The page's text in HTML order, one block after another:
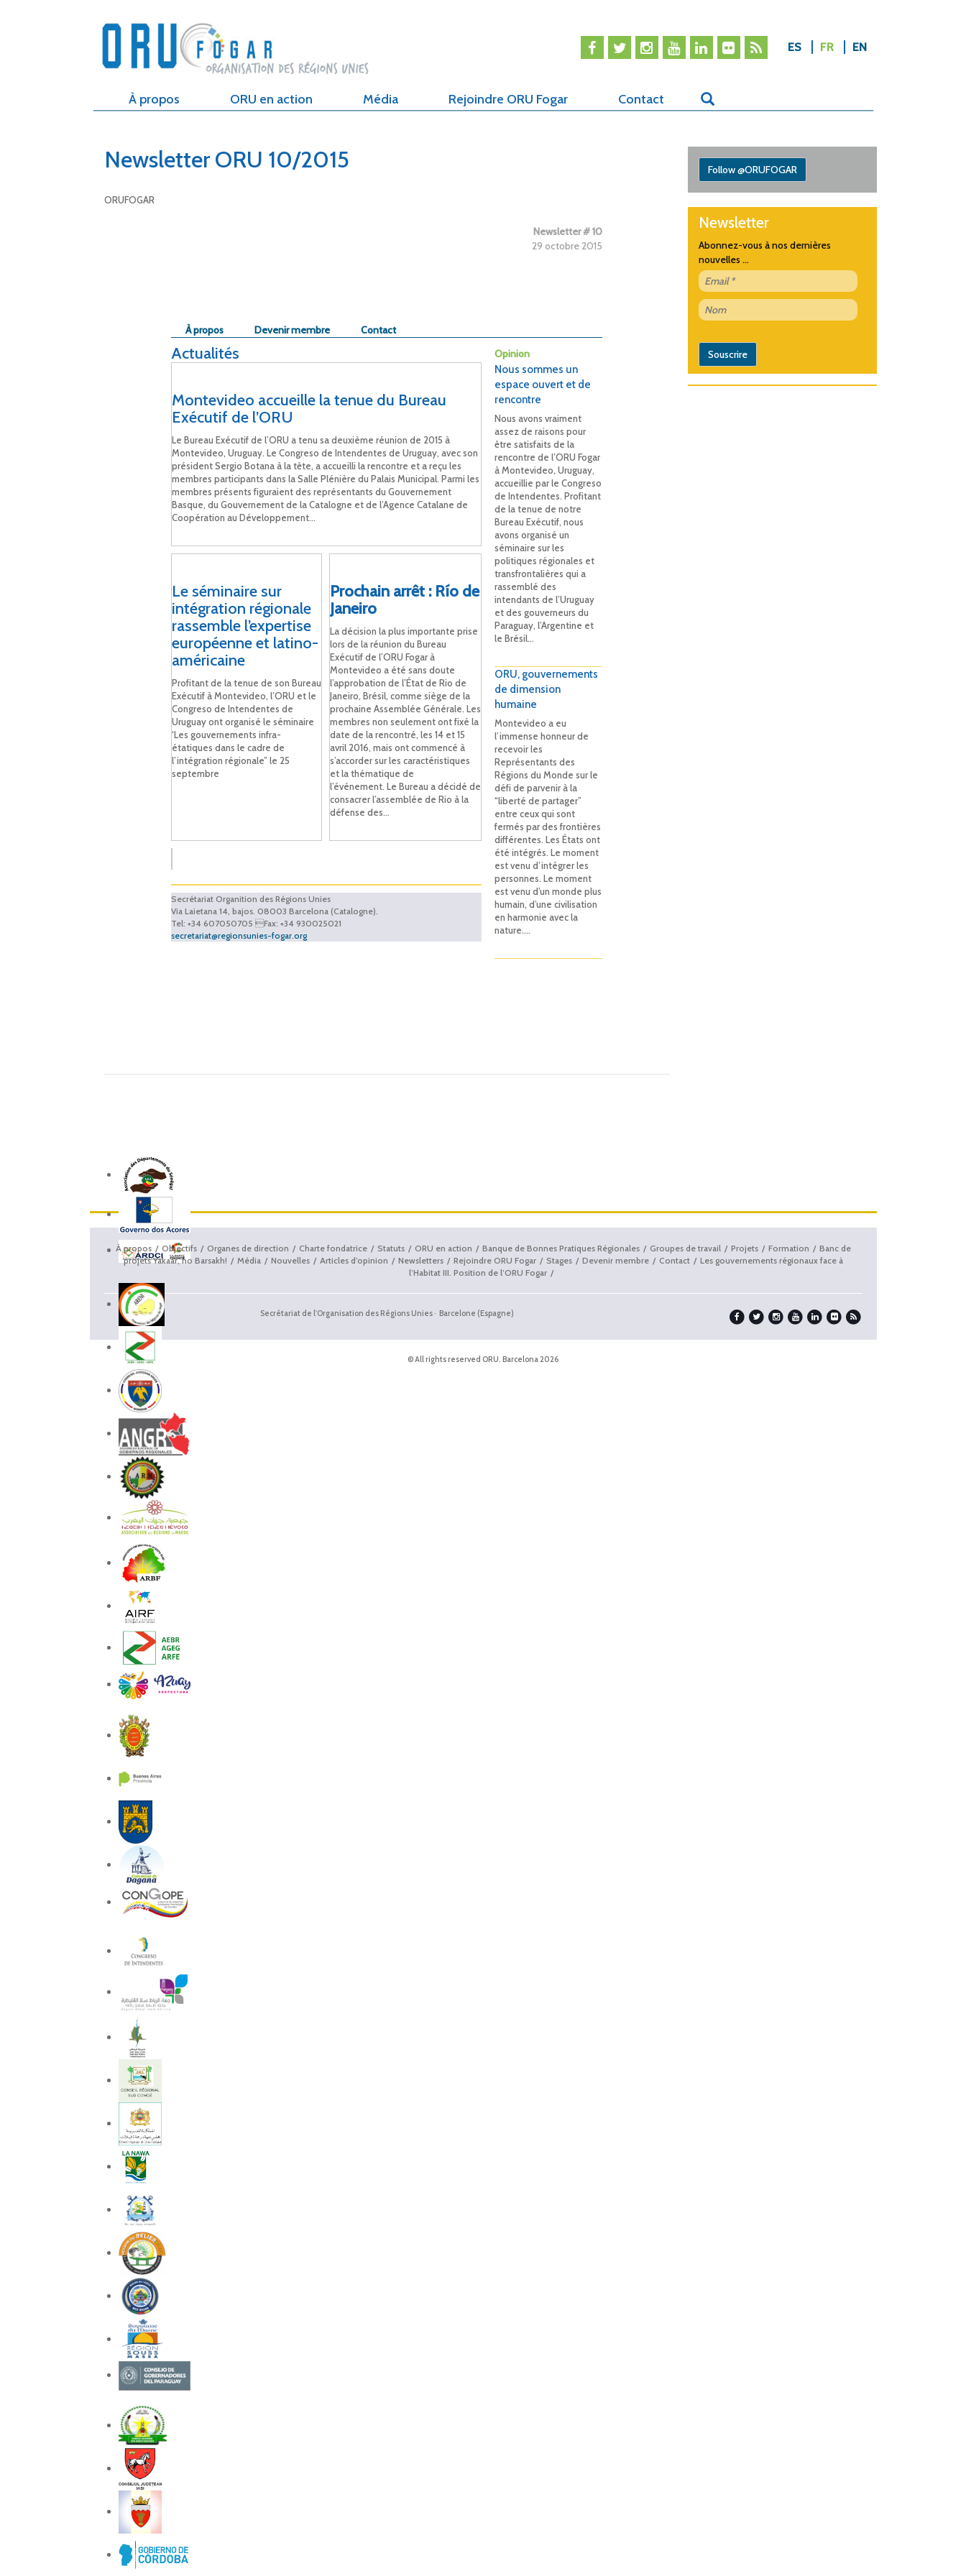
ES FR EN
À propos ORU en action Média Rejoindre ORU Fogar Contact
Newsletter ORU 10/2015
ORUFOGAR
Newsletter # 10
29 octobre 2015
À propos Devenir membre Contact
Actualités Opinion
Montevideo accueille la tenue du Bureau
Exécutif de l’ORU
Le Bureau Exécutif de l’ORU a tenu sa deuxième réunion de 2015 à
Montevideo, Uruguay. Le Congreso de Intendentes de Uruguay, avec son
président Sergio Botana à la tête, a accueilli la rencontre et a reçu les
membres participants dans la Salle Plénière du Palais Municipal. Parmi les
membres présents figuraient des représentants du Gouvernement
Basque, du Gouvernement de la Catalogne et de l’Agence Catalane de
Coopération au Développement...
Le séminaire sur
intégration régionale
rassemble l’expertise
européenne et latino-
américaine
Profitant de la tenue de son Bureau
Exécutif à Montevideo, l’ORU et le
Congreso de Intendentes de
Uruguay ont organisé le séminaire
‘Les gouvernements infra-
étatiques dans le cadre de
l’intégration régionale” le 25
septembre
Prochain arrêt : Río de
Janeiro
La décision la plus importante prise
lors de la réunion du Bureau
Exécutif de l’ORU Fogar à
Montevideo a été sans doute
l’approbation de l’État de Rio de
Janeiro, Brésil, comme siège de la
prochaine Assemblée Générale. Les
membres non seulement ont fixé la
date de la rencontré, les 14 et 15
avril 2016, mais ont commencé à
s’accorder sur les caractéristiques
et la thématique de
l’événement. Le Bureau a décidé de
consacrer l’assemblée de Rio à la
défense des...
Secrétariat Organition des Régions Unies
Via Laietana 14, bajos. 08003 Barcelona (Catalogne).
Tel: +34 607050705 Fax: +34 930025021
secretariat@regionsunies-fogar.org
Nous sommes un
espace ouvert et de
rencontre
Nous avons vraiment
assez de raisons pour
être satisfaits de la
rencontre de l’ORU Fogar
à Montevideo, Uruguay,
accueillie par le Congreso
de Intendentes. Profitant
de la tenue de notre
Bureau Exécutif, nous
avons organisé un
séminaire sur les
politiques régionales et
transfrontalières qui a
rassemblé des
intendants de l’Uruguay
et des gouverneurs du
Paraguay, l’Argentine et
le Brésil…
ORU, gouvernements
de dimension
humaine
Montevideo a eu
l’immense honneur de
recevoir les
Représentants des
Régions du Monde sur le
défi de parvenir à la
“liberté de partager”
entre ceux qui sont
fermés par des frontières
différentes. Les États ont
été intégrés. Le moment
est venu d’intégrer les
personnes. Le moment
est venu d’un monde plus
humain, d’une civilisation
en harmonie avec la
nature.…
Follow @ORUFOGAR
Newsletter
Abonnez-vous à nos dernières
nouvelles ...
À propos Objectifs Organes de direction Charte fondatrice Statuts ORU en action Banque de Bonnes Pratiques Régionales Groupes de travail Projets Formation
Banc de
projets Yakaar, no Barsakh!
Média Nouvelles Articles d’opinion Newsletters Rejoindre ORU Fogar Stages Devenir membre Contact
Les gouvernements régionaux face à
l’Habitat III. Position de l’ORU Fogar
Secrétariat de l'Organisation des Régions Unies · Barcelone (Espagne)
© All rights reserved ORU. Barcelona 2026